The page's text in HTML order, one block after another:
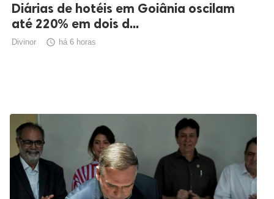
Diárias de hotéis em Goiânia oscilam
até 220% em dois d...
Divinor  há 6 horas